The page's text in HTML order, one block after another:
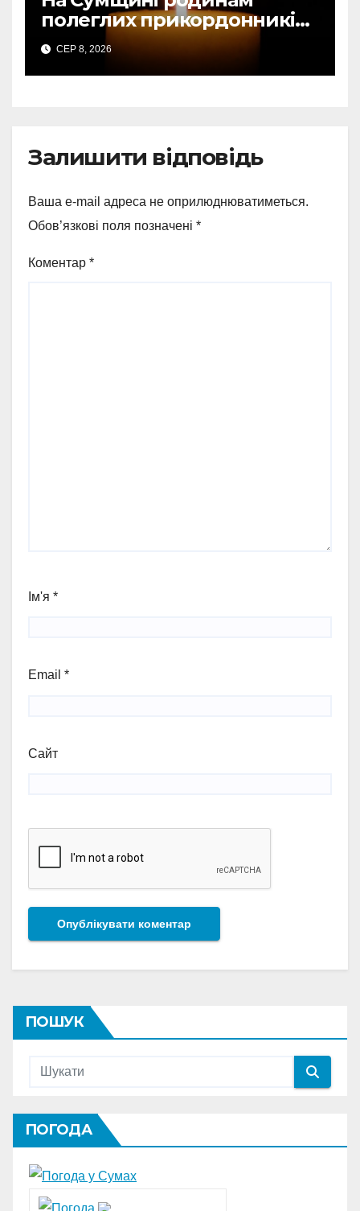
полеглих прикордонників
передали державні
нагороди та відомчі
відзнаки
СЕР 8, 2026
Залишити відповідь
Ваша e-mail адреса не оприлюднюватиметься.
Обов’язкові поля позначені *
Коментар *
Ім'я *
Email *
Сайт
ПОШУК
ПОГОДА